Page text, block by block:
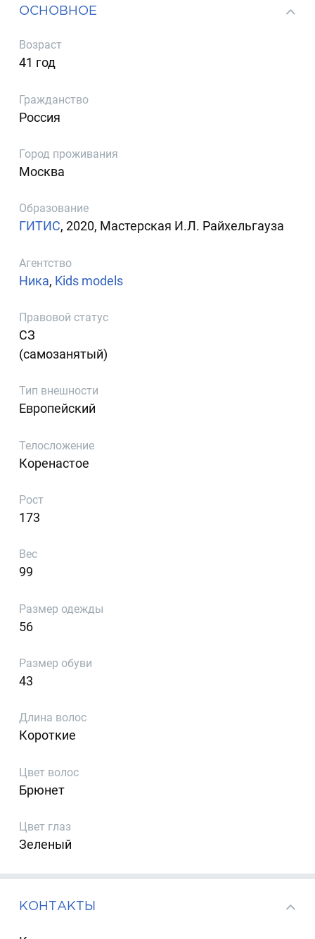
ОСНОВНОЕ
Возраст
41 год
Гражданство
Россия
Город проживания
Москва
Образование
ГИТИС, 2020, Мастерская И.Л. Райхельгауза
Агентство
Ника, Kids models
Правовой статус
СЗ
(самозанятый)
Тип внешности
Европейский
Телосложение
Коренастое
Рост
173
Вес
99
Размер одежды
56
Размер обуви
43
Длина волос
Короткие
Цвет волос
Брюнет
Цвет глаз
Зеленый
КОНТАКТЫ